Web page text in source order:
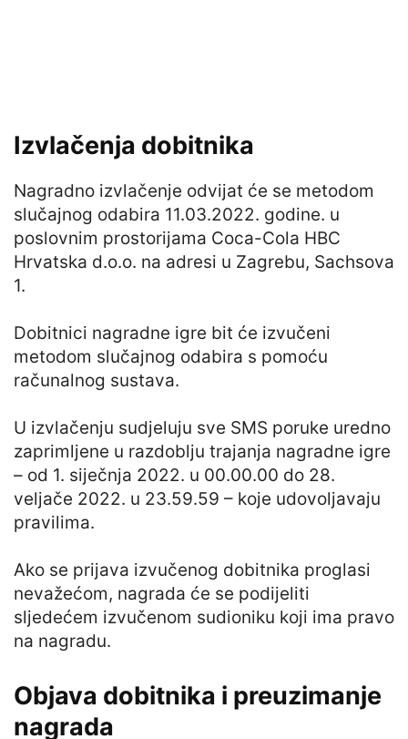
Izvlačenja dobitnika
Nagradno izvlačenje odvijat će se metodom
slučajnog odabira 11.03.2022. godine. u
poslovnim prostorijama Coca-Cola HBC
Hrvatska d.o.o. na adresi u Zagrebu, Sachsova
1.
Dobitnici nagradne igre bit će izvučeni
metodom slučajnog odabira s pomoću
računalnog sustava.
U izvlačenju sudjeluju sve SMS poruke uredno
zaprimljene u razdoblju trajanja nagradne igre
– od 1. siječnja 2022. u 00.00.00 do 28.
veljače 2022. u 23.59.59 – koje udovoljavaju
pravilima.
Ako se prijava izvučenog dobitnika proglasi
nevažećom, nagrada će se podijeliti
sljedećem izvučenom sudioniku koji ima pravo
na nagradu.
Objava dobitnika i preuzimanje
nagrada